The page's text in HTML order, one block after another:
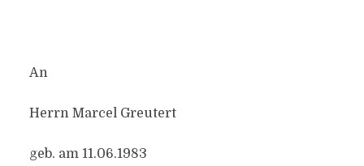
An
Herrn Marcel Greutert
geb. am 11.06.1983